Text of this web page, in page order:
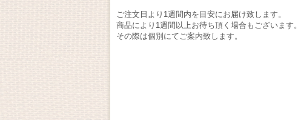
ご注文日より1週間内を目安にお届け致します。
商品により1週間以上お待ち頂く場合もございます。
その際は個別にてご案内致します。